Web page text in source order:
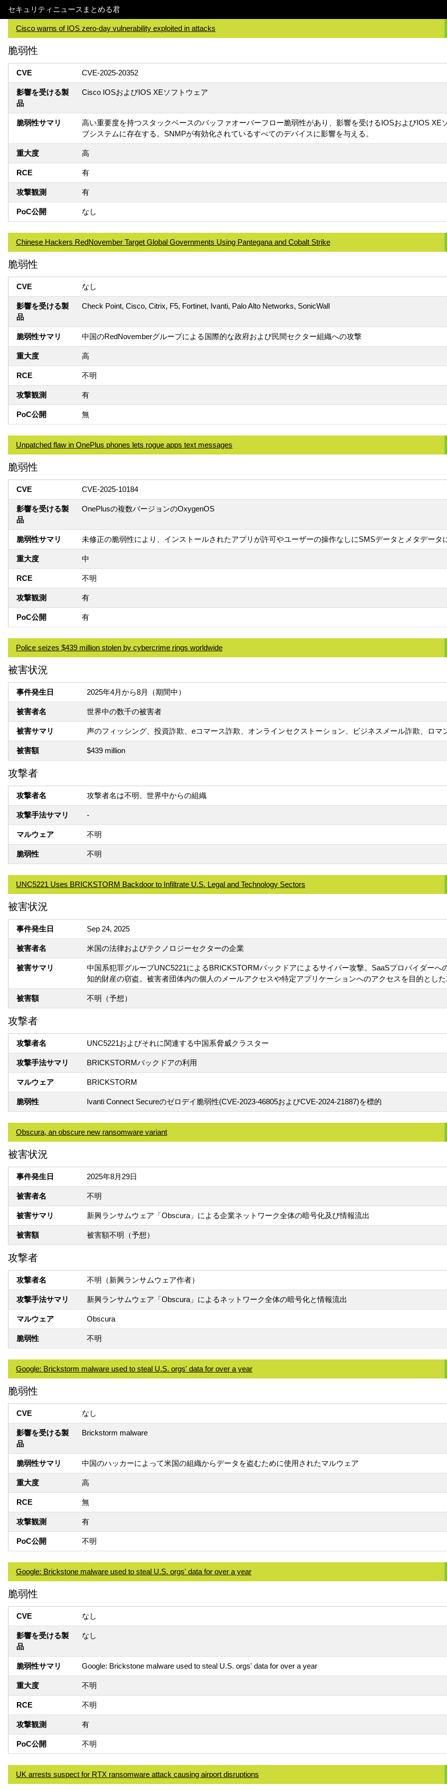
セキュリティニュースまとめる君
Cisco warns of IOS zero-day vulnerability exploited in attacks
脆弱性
CVE CVE-2025-20352
影響を受ける製
品
Cisco IOSおよびIOS XEソフトウェア
脆弱性サマリ
高い重要度を持つスタックベースのバッファオーバーフロー脆弱性があり、影響を受けるIOSおよびIOS XE
ブシステムに存在する。SNMPが有効化されているすべてのデバイスに影響を与える。
重大度 高
RCE 有
攻撃観測 有
PoC公開 なし
Chinese Hackers RedNovember Target Global Governments Using Pantegana and Cobalt Strike
脆弱性
CVE なし
影響を受ける製
品
Check Point, Cisco, Citrix, F5, Fortinet, Ivanti, Palo Alto Networks, SonicWall
脆弱性サマリ 中国のRedNovemberグループによる国際的な政府および民間セクター組織への攻撃
重大度 高
RCE 不明
攻撃観測 有
PoC公開 無
Unpatched flaw in OnePlus phones lets rogue apps text messages
脆弱性
CVE CVE-2025-10184
影響を受ける製
品
OnePlusの複数バージョンのOxygenOS
脆弱性サマリ 未修正の脆弱性により、インストールされたアプリが許可やユーザーの操作なしにSMSデータとメタデータ
重大度 中
RCE 不明
攻撃観測 有
PoC公開 有
Police seizes $439 million stolen by cybercrime rings worldwide
被害状況
事件発生日 2025年4月から8月（期間中）
被害者名 世界中の数千の被害者
被害サマリ 声のフィッシング、投資詐欺、eコマース詐欺、オンラインセクストーション、ビジネスメール詐欺、ロ
被害額 $439 million
攻撃者
攻撃者名 攻撃者名は不明、世界中からの組織
攻撃手法サマリ -
マルウェア 不明
脆弱性 不明
UNC5221 Uses BRICKSTORM Backdoor to Infiltrate U.S. Legal and Technology Sectors
被害状況
事件発生日 Sep 24, 2025
被害者名 米国の法律およびテクノロジーセクターの企業
被害サマリ
中国系犯罪グループUNC5221によるBRICKSTORMバックドアによるサイバー攻撃。SaaSプロバイダーへ
知的財産の窃盗。被害者団体内の個人のメールアクセスや特定アプリケーションへのアクセスを目的とした
被害額 不明（予想）
攻撃者
攻撃者名 UNC5221およびそれに関連する中国系脅威クラスター
攻撃手法サマリ BRICKSTORMバックドアの利用
マルウェア BRICKSTORM
脆弱性 Ivanti Connect Secureのゼロデイ脆弱性(CVE-2023-46805およびCVE-2024-21887)を標的
Obscura, an obscure new ransomware variant
被害状況
事件発生日 2025年8月29日
被害者名 不明
被害サマリ 新興ランサムウェア「Obscura」による企業ネットワーク全体の暗号化及び情報流出
被害額 被害額不明（予想）
攻撃者
攻撃者名 不明（新興ランサムウェア作者）
攻撃手法サマリ 新興ランサムウェア「Obscura」によるネットワーク全体の暗号化と情報流出
マルウェア Obscura
脆弱性 不明
Google: Brickstorm malware used to steal U.S. orgs' data for over a year
脆弱性
CVE なし
影響を受ける製
品
Brickstorm malware
脆弱性サマリ 中国のハッカーによって米国の組織からデータを盗むために使用されたマルウェア
重大度 高
RCE 無
攻撃観測 有
PoC公開 不明
Google: Brickstone malware used to steal U.S. orgs' data for over a year
脆弱性
CVE なし
影響を受ける製
品
なし
脆弱性サマリ Google: Brickstone malware used to steal U.S. orgs' data for over a year
重大度 不明
RCE 不明
攻撃観測 有
PoC公開 不明
UK arrests suspect for RTX ransomware attack causing airport disruptions